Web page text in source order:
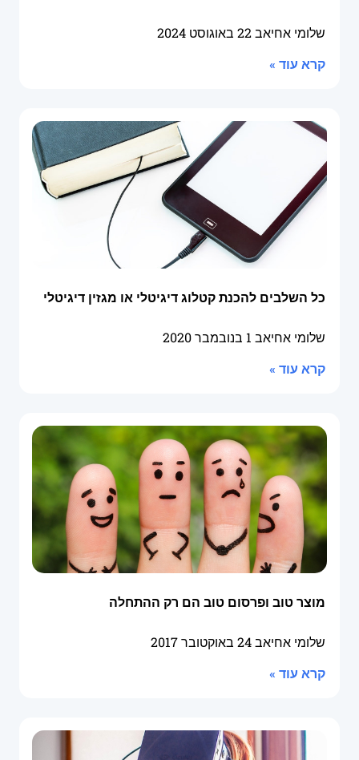
שלומי אחיאב22 באוגוסט 2024
קרא עוד »
כל השלבים להכנת קטלוג דיגיטלי או מגזין דיגיטלי
שלומי אחיאב 1 בנובמבר 2020
קרא עוד »
מוצר טוב ופרסום טוב הם רק ההתחלה
שלומי אחיאב24 באוקטובר 2017
קרא עוד »